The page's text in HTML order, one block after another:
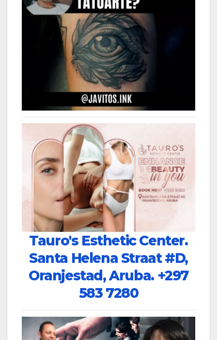
Tauro's Esthetic Center.
Santa Helena Straat #D,
Oranjestad, Aruba. +297
583 7280